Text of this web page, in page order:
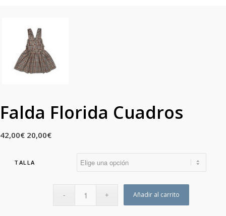
Falda Florida Cuadros
42,00€ 20,00€
TALLA
Añadir al carrito